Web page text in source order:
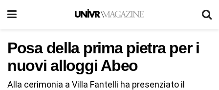
Posa della prima pietra per i
nuovi alloggi Abeo
Alla cerimonia a Villa Fantelli ha presenziato il